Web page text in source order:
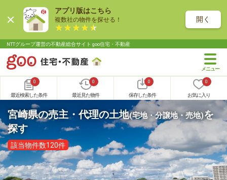
アプリ版はこちら
複数社の物件を探せる！ 開く
NTTグループ運営の不動産総合サイト goo住宅・不動産
0
最近検索した条件
0
最近見た物件
0
保存した条件
0
お気に入り
宮崎県の売主・代理の土地(宅地・分譲地・売地)を
探す
該当物件数120件